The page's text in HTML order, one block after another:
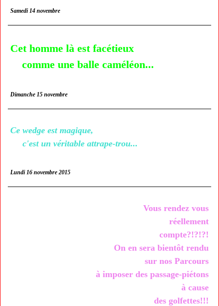
Samedi 14 novembre
Cet homme là est facétieux
comme une balle caméléon...
Dimanche 15 novembre
Ce wedge est magique,
c'est un véritable attrape-trou...
Lundi 16 novembre 2015
Vous rendez vous
réellement
compte?!?!?!
On en sera bientôt rendu
sur nos Parcours
à imposer des passage-piétons
à cause
des golfettes!!!